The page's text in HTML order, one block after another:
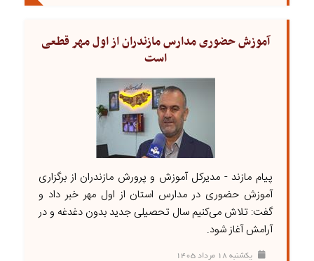
آموزش حضوری مدارس مازندران از اول مهر قطعی
است
پیام مازند - مدیرکل آموزش و پرورش مازندران از برگزاری
آموزش حضوری در مدارس استان از اول مهر خبر داد و
گفت: تلاش می‌کنیم سال تحصیلی جدید بدون دغدغه و در
آرامش آغاز شود.
يکشنبه ۱۸ مرداد ۱۴۰۵